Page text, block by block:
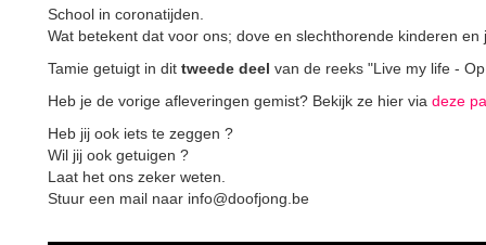
School in coronatijden.
Wat betekent dat voor ons; dove en slechthorende kinderen en
Tamie getuigt in dit tweede deel van de reeks "Live my life -
Heb je de vorige afleveringen gemist? Bekijk ze hier via deze
Heb jij ook iets te zeggen ?
Wil jij ook getuigen ?
Laat het ons zeker weten.
Stuur een mail naar info@doofjong.be